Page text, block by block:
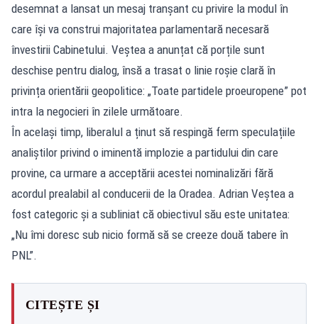
desemnat a lansat un mesaj tranșant cu privire la modul în
care își va construi majoritatea parlamentară necesară
învestirii Cabinetului. Veștea a anunțat că porțile sunt
deschise pentru dialog, însă a trasat o linie roșie clară în
privința orientării geopolitice: „Toate partidele proeuropene” pot
intra la negocieri în zilele următoare.
În același timp, liberalul a ținut să respingă ferm speculațiile
analiștilor privind o iminentă implozie a partidului din care
provine, ca urmare a acceptării acestei nominalizări fără
acordul prealabil al conducerii de la Oradea. Adrian Veștea a
fost categoric și a subliniat că obiectivul său este unitatea:
„Nu îmi doresc sub nicio formă să se creeze două tabere în
PNL”.
CITEȘTE ȘI